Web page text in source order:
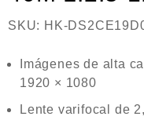
SKU: HK-
Imágenes de alta
1920 × 1080
Lente varifocal de